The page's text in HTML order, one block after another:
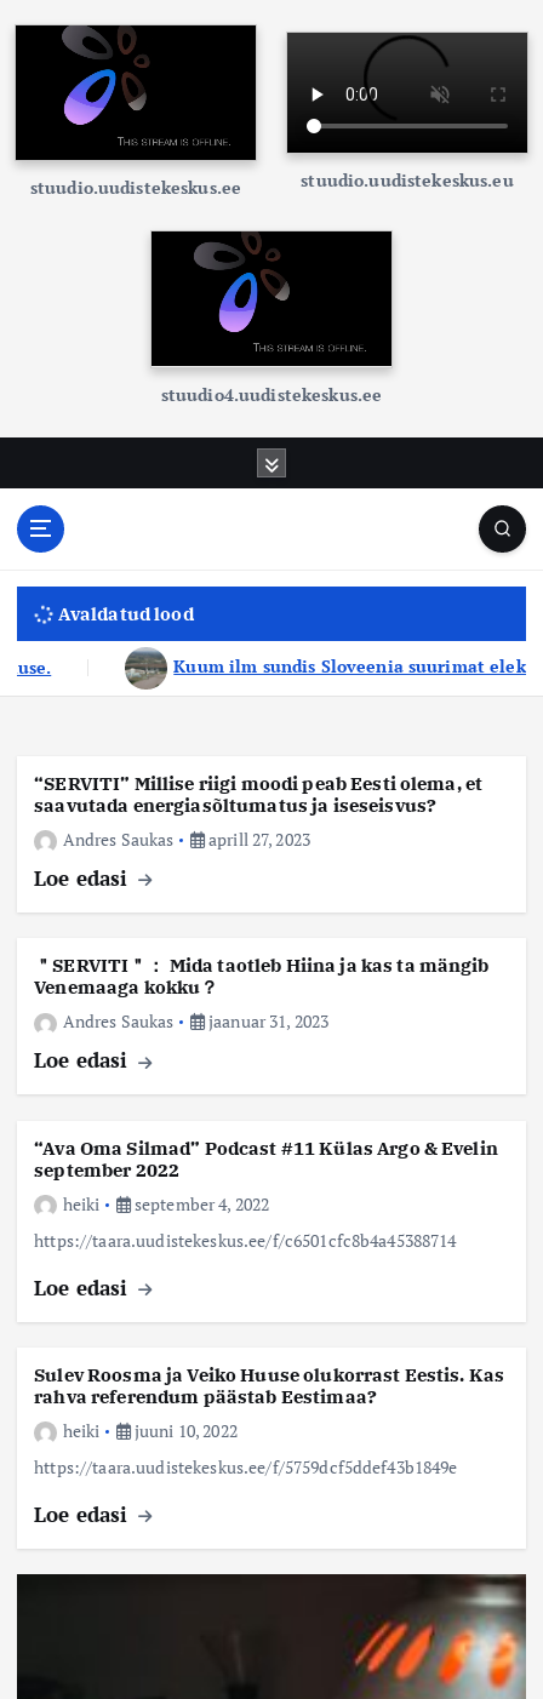
stuudio.uudistekeskus.ee stuudio.uudistekeskus.eu
stuudio4.uudistekeskus.ee
t
u
i
s
t
k
e
s
u
Avaldatud lood
Kuum ilm sundis Sloveenia suurimat elektrijaama
“SERVITI” Millise riigi moodi peab Eesti olema, et
saavutada energiasõltumatus ja iseseisvus?
Andres Saukas
aprill 27, 2023
Loe edasi
＂SERVITI＂： Mida taotleb Hiina ja kas ta mängib
Venemaaga kokku？
Andres Saukas
jaanuar 31, 2023
Loe edasi
“Ava Oma Silmad” Podcast #11 Külas Argo & Evelin
september 2022
heiki
september 4, 2022
https://taara.uudistekeskus.ee/f/c6501cfc8b4a45388714
Loe edasi
Sulev Roosma ja Veiko Huuse olukorrast Eestis. Kas
rahva referendum päästab Eestimaa?
heiki
juuni 10, 2022
https://taara.uudistekeskus.ee/f/5759dcf5ddef43b1849e
Loe edasi